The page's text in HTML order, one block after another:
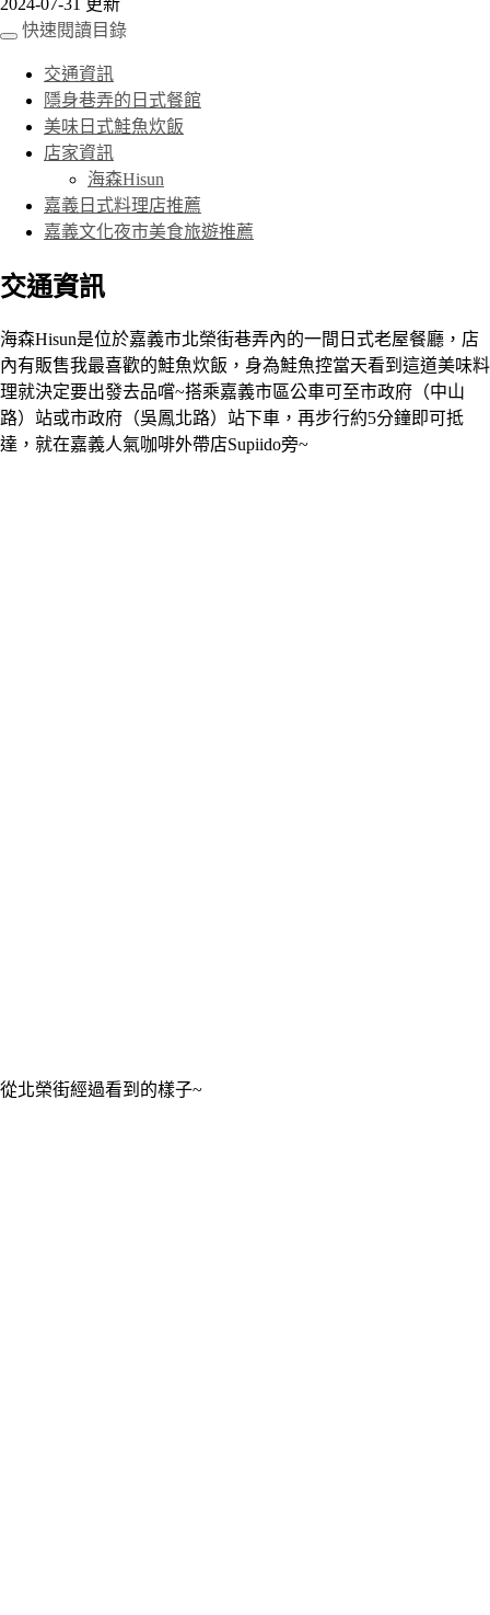
快速閱讀目錄
交通資訊
隱身巷弄的日式餐館
美味日式鮭魚炊飯
店家資訊
海森Hisun
嘉義日式料理店推薦
嘉義文化夜市美食旅遊推薦
交通資訊
海森Hisun是位於嘉義市北榮街巷弄內的一間日式老屋餐廳，店
內有販售我最喜歡的鮭魚炊飯，身為鮭魚控當天看到這道美味料
理就決定要出發去品嚐~搭乘嘉義市區公車可至市政府（中山
路）站或市政府（吳鳳北路）站下車，再步行約5分鐘即可抵
達，就在嘉義人氣咖啡外帶店Supiido旁~
從北榮街經過看到的樣子~